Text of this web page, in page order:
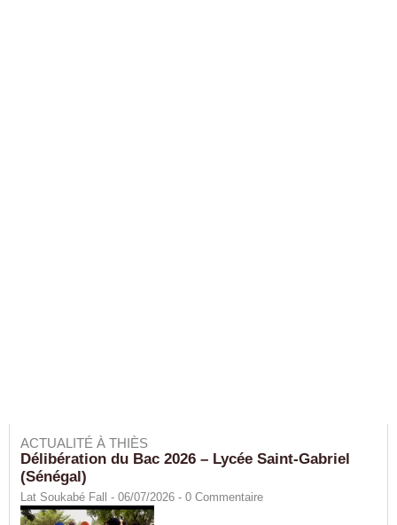
ACTUALITÉ À THIÈS
Délibération du Bac 2026 – Lycée Saint-Gabriel
(Sénégal)
Lat Soukabé Fall - 06/07/2026 - 0 Commentaire